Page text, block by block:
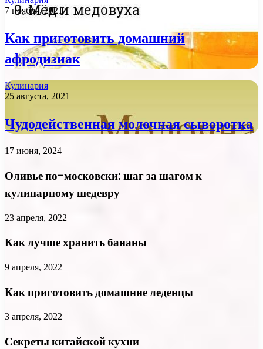
7 ноября, 2021
Как приготовить домашний
афродизиак
Кулинария
25 августа, 2021
Чудодейственная молочная сыворотка
17 июня, 2024
Оливье по-московски: шаг за шагом к
кулинарному шедевру
23 апреля, 2022
Как лучше хранить бананы
9 апреля, 2022
Как приготовить домашние леденцы
3 апреля, 2022
Секреты китайской кухни